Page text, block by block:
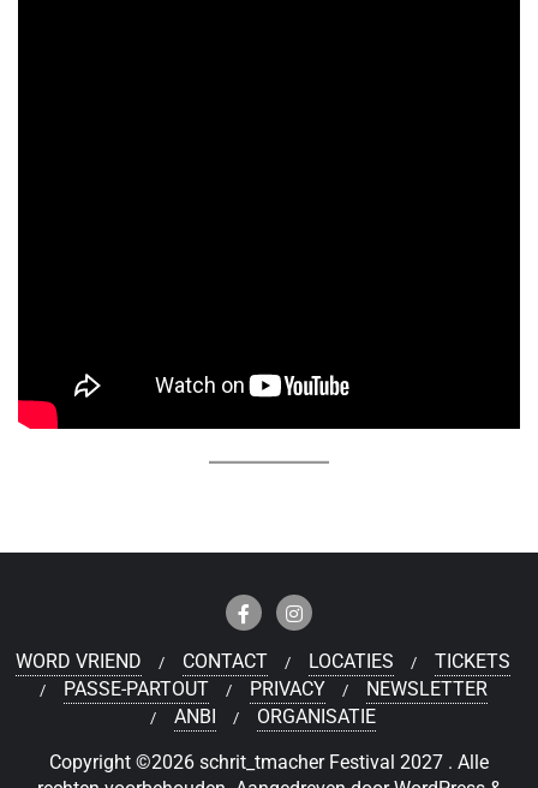
WORD VRIEND CONTACT LOCATIES
TICKETS
PASSE-PARTOUT
PRIVACY
NEWSLETTER
ANBI
ORGANISATIE
Copyright ©2026 schrit_tmacher Festival 2027 . Alle